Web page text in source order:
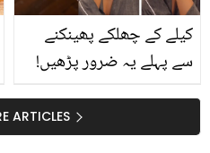
کیلے کے چھلکے پھینکنے
سے پہلے یہ ضرور پڑھیں!
سستا اور قدرتی حلARTICLES